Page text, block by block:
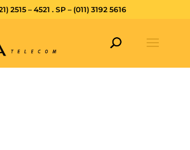
2515 – 4521 . SP – (011) 3192 5616